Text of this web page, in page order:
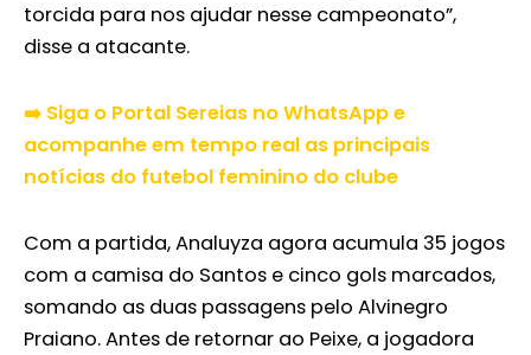
torcida para nos ajudar nesse campeonato”,
disse a atacante.
➡️ Siga o Portal Sereias no WhatsApp e
acompanhe em tempo real as principais
notícias do futebol feminino do clube
Com a partida, Analuyza agora acumula 35 jogos
com a camisa do Santos e cinco gols marcados,
somando as duas passagens pelo Alvinegro
Praiano. Antes de retornar ao Peixe, a jogadora